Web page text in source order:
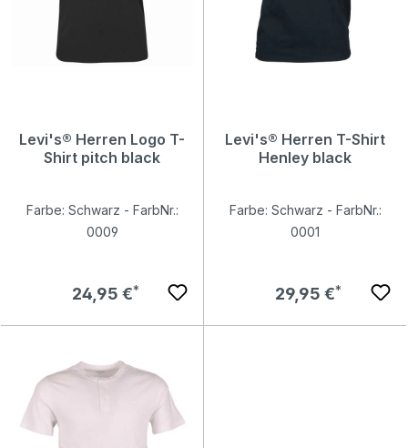
Levi's® Herren Logo T-
Shirt pitch black
Farbe: Schwarz - FarbNr.:
0009
Regulärer Preis:
24,95 €
Levi's® Herren T-Shirt
Henley black
Farbe: Schwarz - FarbNr.:
0001
Regulärer Preis:
29,95 €